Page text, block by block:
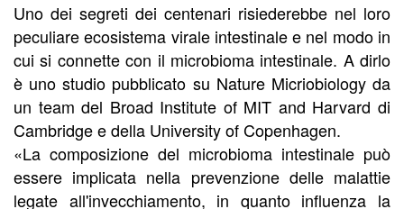
Uno dei segreti dei centenari risiederebbe nel loro
peculiare ecosistema virale intestinale e nel modo in
cui si connette con il microbioma intestinale. A dirlo
è uno studio pubblicato su Nature Micriobiology da
un team del Broad Institute of MIT and Harvard di
Cambridge e della University of Copenhagen.
«La composizione del microbioma intestinale può
essere implicata nella prevenzione delle malattie
legate all'invecchiamento, in quanto influenza la